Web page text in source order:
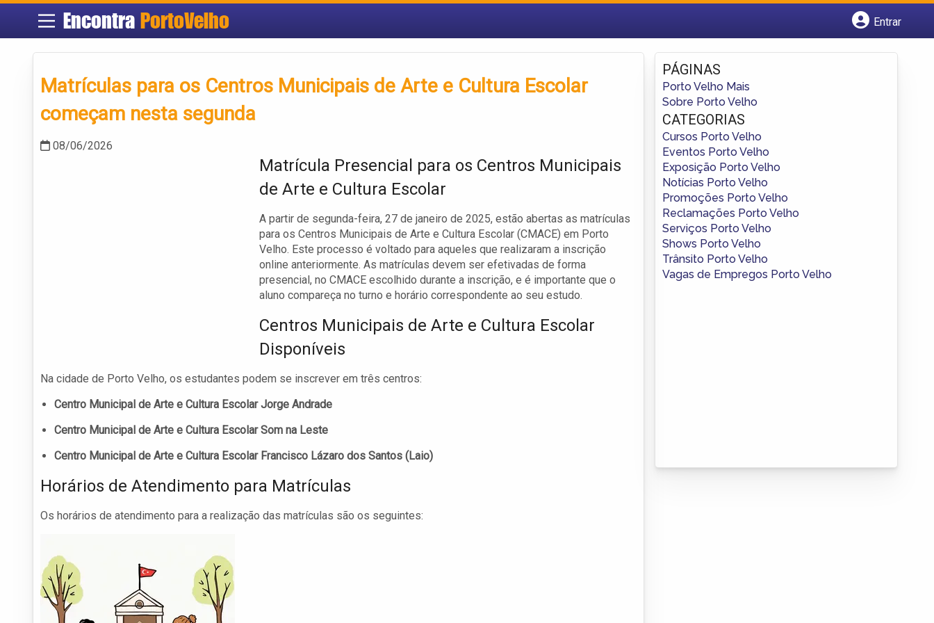
Encontra PortoVelho
Entrar
Fazer login
Criar conta
Matrículas para os Centros Municipais de Arte e Cultura Escolar
começam nesta segunda
08/06/2026
Matrícula Presencial para os Centros Municipais
de Arte e Cultura Escolar
A partir de segunda-feira, 27 de janeiro de 2025, estão abertas as matrículas
para os Centros Municipais de Arte e Cultura Escolar (CMACE) em Porto
Velho. Este processo é voltado para aqueles que realizaram a inscrição
online anteriormente. As matrículas devem ser efetivadas de forma
presencial, no CMACE escolhido durante a inscrição, e é importante que o
aluno compareça no turno e horário correspondente ao seu estudo.
Centros Municipais de Arte e Cultura Escolar
Disponíveis
Na cidade de Porto Velho, os estudantes podem se inscrever em três centros:
Centro Municipal de Arte e Cultura Escolar Jorge Andrade
Centro Municipal de Arte e Cultura Escolar Som na Leste
Centro Municipal de Arte e Cultura Escolar Francisco Lázaro dos Santos (Laio)
Horários de Atendimento para Matrículas
Os horários de atendimento para a realização das matrículas são os seguintes:
PÁGINAS
Porto Velho Mais
Sobre Porto Velho
CATEGORIAS
Cursos Porto Velho
Eventos Porto Velho
Exposição Porto Velho
Notícias Porto Velho
Promoções Porto Velho
Reclamações Porto Velho
Serviços Porto Velho
Shows Porto Velho
Trânsito Porto Velho
Vagas de Empregos Porto Velho